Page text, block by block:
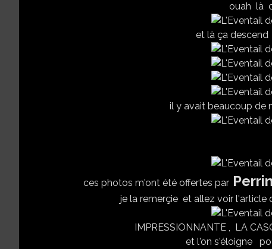
ouah là
et là ça
il y avait beaucoup
ces photos m'ont été offertes par
je la remerçie et allez voir l'article
IMPRESSIONNANTE , LA
et l'on s'éloigne